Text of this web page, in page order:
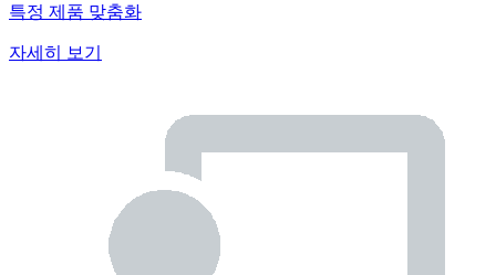
특정 제품 맞춤화
자세히 보기